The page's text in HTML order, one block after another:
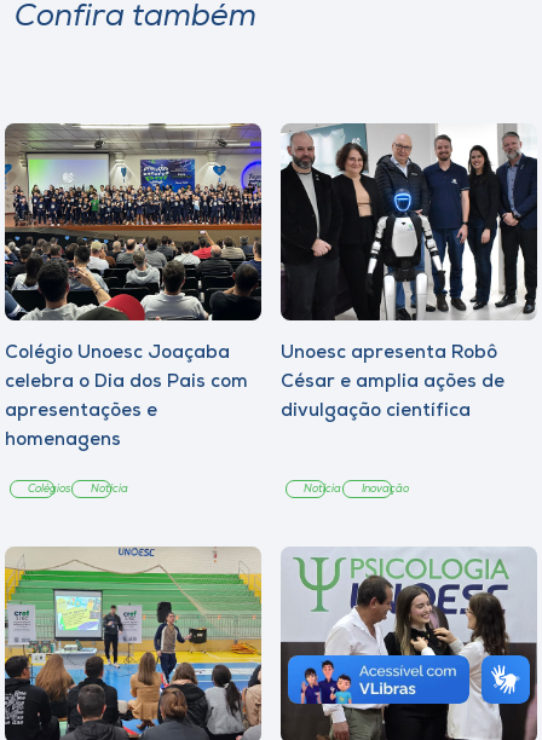
A+
Confira também
Colégio Unoesc Joaçaba
celebra o Dia dos Pais com
apresentações e
homenagens
Colégios Notícia
Unoesc apresenta Robô
César e amplia ações de
divulgação científica
Notícia Inovação